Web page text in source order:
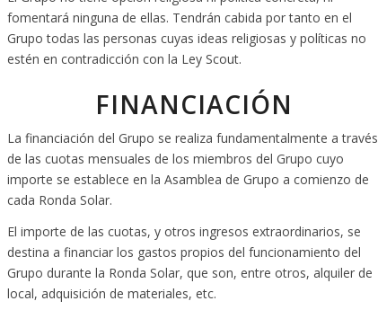
fomentará ninguna de ellas. Tendrán cabida por tanto en el
Grupo todas las personas cuyas ideas religiosas y políticas no
estén en contradicción con la Ley Scout.
FINANCIACIÓN
La financiación del Grupo se realiza fundamentalmente a través
de las cuotas mensuales de los miembros del Grupo cuyo
importe se establece en la Asamblea de Grupo a comienzo de
cada Ronda Solar.
El importe de las cuotas, y otros ingresos extraordinarios, se
destina a financiar los gastos propios del funcionamiento del
Grupo durante la Ronda Solar, que son, entre otros, alquiler de
local, adquisición de materiales, etc.